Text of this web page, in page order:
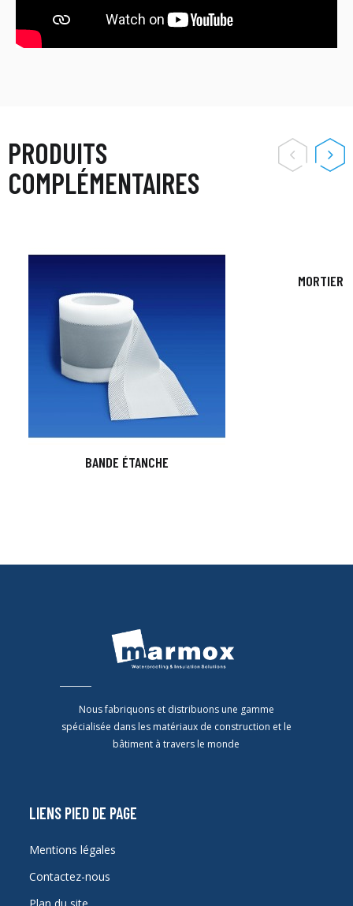
PRODUITS
COMPLÉMENTAIRES
BANDE ÉTANCHE
MORTIER
Nous fabriquons et distribuons une gamme
spécialisée dans les matériaux de construction et le
bâtiment à travers le monde
LIENS PIED DE PAGE
Mentions légales
Contactez-nous